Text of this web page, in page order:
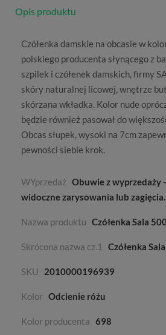
Opis produktu
Czółenka damskie na obcasie w
polskiego producenta słynącego z
szpilek i czółenek damskich, firmy
skóry naturalnej licowej, wnętrze
skórzana wkładka. Kolor nude
będzie również pasował do
Obcas słupek, wysoki na 7cm
pewności siebie krok.
WYprzedaż Obuwie z wyprzedaży
widoczne zarysowania lub zagięcia.
Nazwa produktu Czółenka Sala
Skrócona nazwa cz.1 Czółenka Sala
SKU 2010000196939
Kolor Odcienie różu
Kolor producenta 698